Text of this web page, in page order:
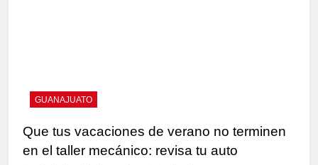
GUANAJUATO
Que tus vacaciones de verano no terminen
en el taller mecánico: revisa tu auto